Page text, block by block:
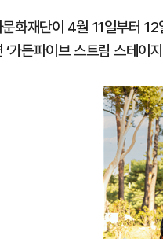
화재단이 4월 11일부터
‘가든파이브 스트림 스테